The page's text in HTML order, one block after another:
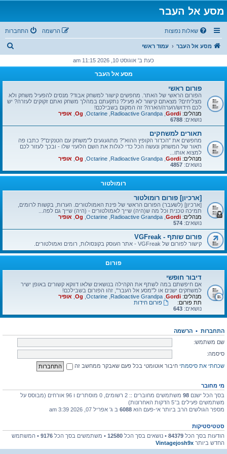
מסע אל העבר
שאלות נפוצות התחברות הרשמה
מסע אל העבר עמוד ראשי
ו
כעת ב' אוגוסט 10, 2026 11:15 am
מסע אל העבר
פורום ראשי
הפורום הראשי של האתר. מחפשים קישור למשחק אבוד? מנסים להפעיל משחק ולא
מצליחים? מצאתם קישור לא פעיל? נתקעתם במהלך משחק ואתם זקוקים לעזרה? יש
לכם חידוש/הערה/הארה? זה המקום בשבילכם!
מנהלים: Gordi
Radioactive Grandpa
Octarine
Og אופיר
נושאים: 6788
תאורים למשחקים
מחפשים את "הכדור הקופץ ההוא"? מתגעגעים ל"משחק עם הטנקים"? כתבו פה
תאור של המשחק ונעשה הכל כדי לגלות את השם הלועזי שלו - ובכך לעזור לכם
למצוא אותו...
מנהלים: Gordi
Radioactive Grandpa
Octarine
Og אופיר
נושאים: 4857
רומולטור
[ארכיון] פורום רומולטור
[ארכיון] (לשעבר) הפורום הראשי של פינת האמולטורים. הערות, בקשות לרומים,
תמיכה טכנית וכל מה ש(היה) שייך לאמולטורים - (היה) שייך גם לפה...
מנהלים: Gordi
Radioactive Grandpa
Octarine
Og אופיר
נושאים: 574
פורום שותף - VGFreak
קישור לפורום של VGFreak - אתר העוסק בקונסולות, רומים ואמולטורים.
פורום
דיבור חופשי
אם חיפשתם במה לשתף את הקהילה בנושאים שלאו דווקא קשורים באופן ישיר
למשחקים ישנים או ל"מסע אל העבר", זהו הפורום בשבילכם!
מנהלים: Gordi
Radioactive Grandpa
Octarine
Og אופיר
תת פורום:
פורום חידות
נושאים: 643
התחברות • הרשמה
שם משתמש:
סיסמה:
שכחתי את סיסמתי חיבור אוטומטי בכל פעם שאבקר ממחשב זה
מי מחובר
בסך הכל ישנם 98
משתמשים מחוברים :: 2 רשומים, 0 מוסתרים ו 96 אורחים (מבוסס על
משתמשים פעילים ב־5 הדקות האחרונות)
מספר הגולשים הרב ביותר אי-פעם הוא 6088 ב ג' אפריל 07, 2026 3:39 am
סטטיסטיקות
הודעות בסך הכל 84379 • נושאים בסך הכל 12580 • משתמשים בסך הכל 9176 • המשתמש
החדש ביותר Vintagejosh9x